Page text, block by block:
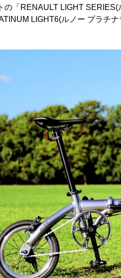
の「RENAULT LIGHT
LIGHT6(ルノー プラチ